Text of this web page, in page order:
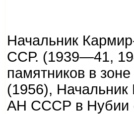
Начальник
ССР. (1939—41,
памятников в
(1956), Начальник
АН СССР в Нубии